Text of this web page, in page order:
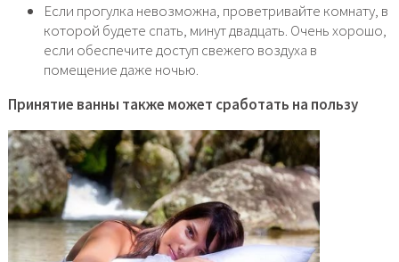
Если прогулка невозможна, проветривайте комнату, в
которой будете спать, минут двадцать. Очень хорошо,
если обеспечите доступ свежего воздуха в
помещение даже ночью.
Принятие ванны также может сработать на пользу